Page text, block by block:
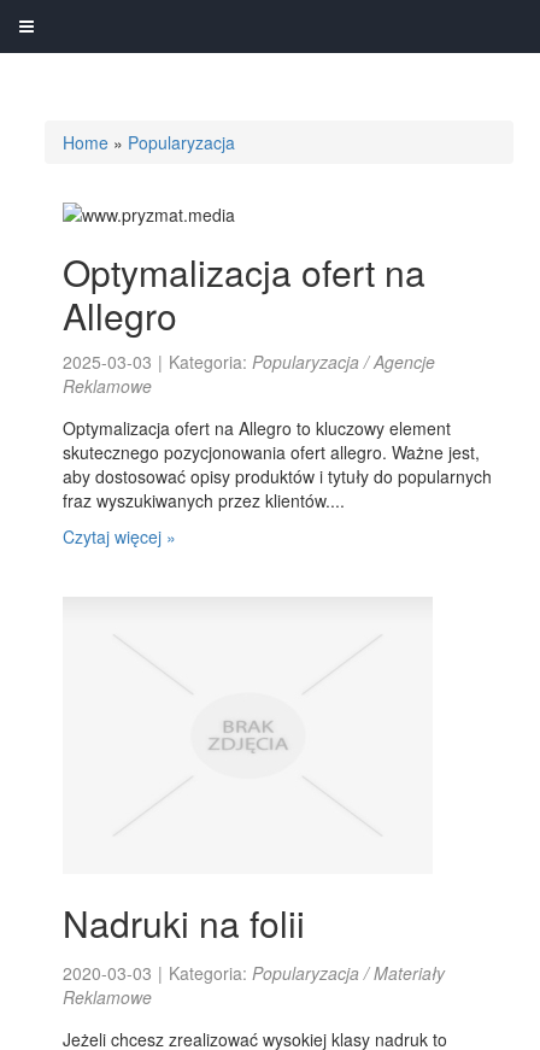
Home » Popularyzacja
Optymalizacja ofert na
Allegro
2025-03-03 | Kategoria:Popularyzacja / Agencje
Reklamowe
Optymalizacja ofert na Allegro to kluczowy element
skutecznego pozycjonowania ofert allegro. Ważne jest,
aby dostosować opisy produktów i tytuły do popularnych
fraz wyszukiwanych przez klientów....
Czytaj więcej »
Nadruki na folii
2020-03-03 | Kategoria:Popularyzacja / Materiały
Reklamowe
Jeżeli chcesz zrealizować wysokiej klasy nadruk to